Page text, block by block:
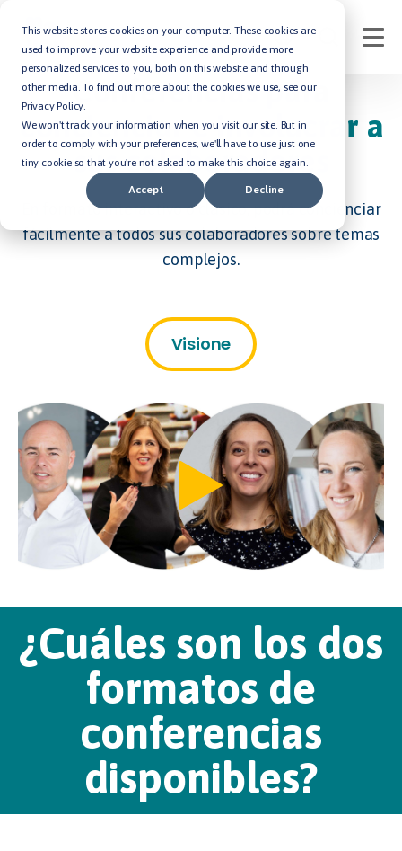
This website stores cookies on your computer. These cookies are
used to improve your website experience and provide more
personalized services to you, both on this website and through
other media. To find out more about the cookies we use, see our
Privacy Policy.
We won't track your information when you visit our site. But in
order to comply with your preferences, we'll have to use just one
tiny cookie so that you're not asked to make this choice again.
Accept Decline
Conferencias para
concienciar e involucrar a
sus colaboradores
En formato interactivo o clásico, podrá concienciar
fácilmente a todos sus colaboradores sobre temas
complejos.
Visione
¿Cuáles son los dos
formatos de
conferencias
disponibles?